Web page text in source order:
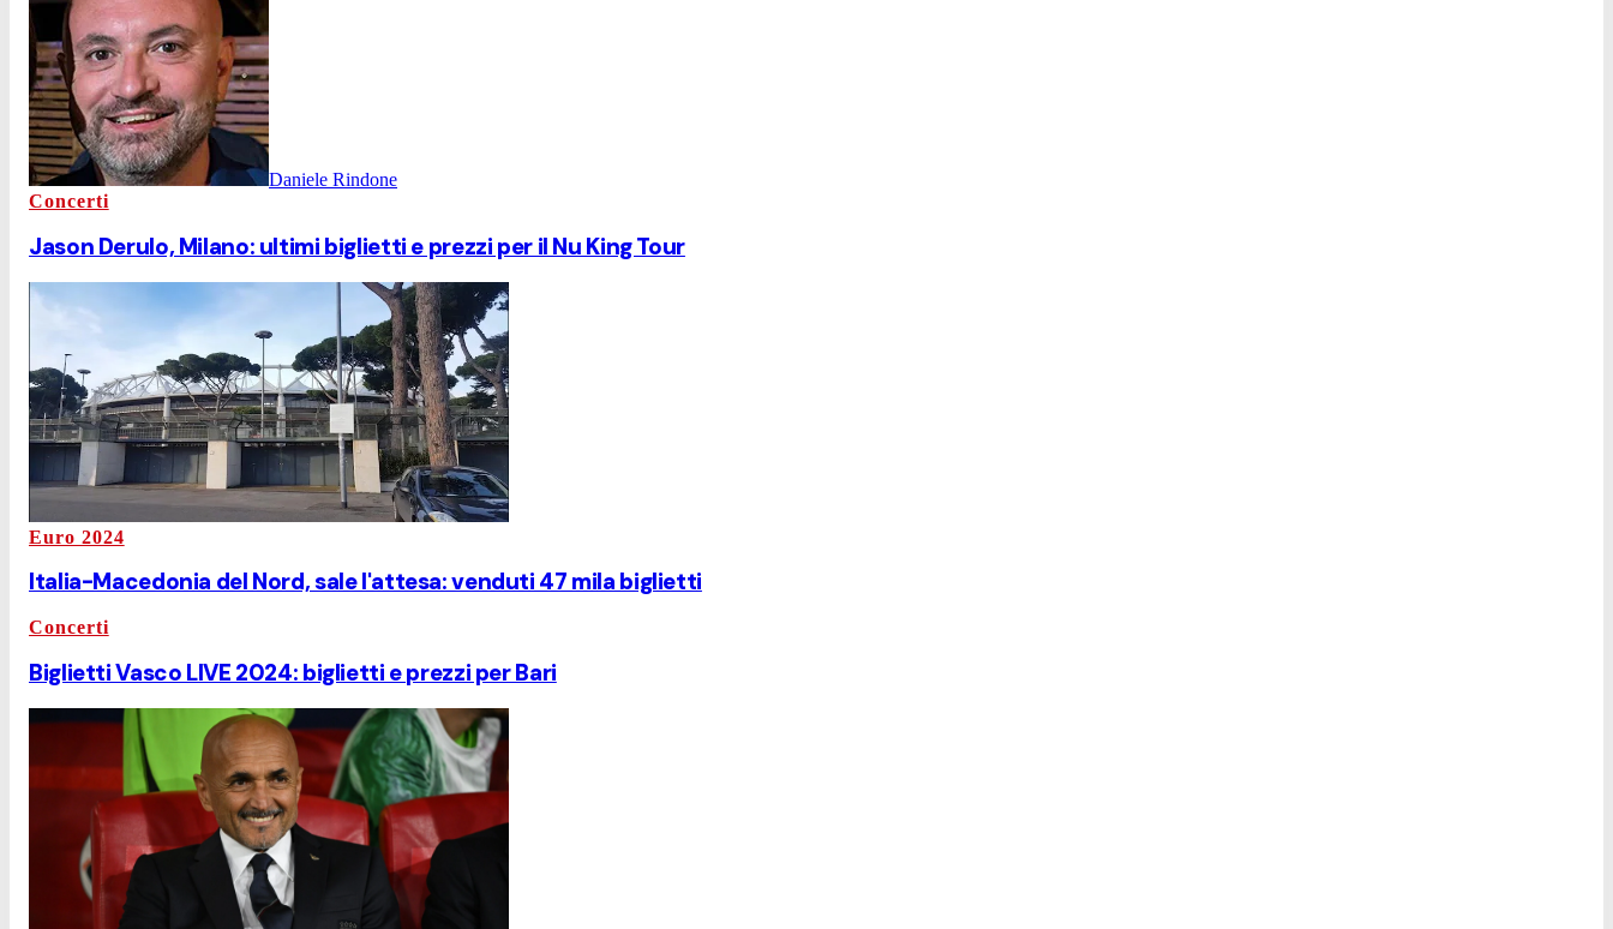
Daniele Rindone
Concerti
Jason Derulo, Milano: ultimi biglietti e prezzi per il Nu King Tour
Euro 2024
Italia-Macedonia del Nord, sale l'attesa: venduti 47 mila biglietti
Concerti
Biglietti Vasco LIVE 2024: biglietti e prezzi per Bari